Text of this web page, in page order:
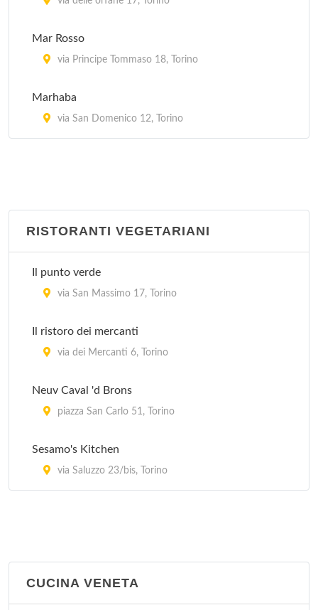
Mar Rosso
via Principe Tommaso 18, Torino
Marhaba
via San Domenico 12, Torino
RISTORANTI VEGETARIANI
Il punto verde
via San Massimo 17, Torino
Il ristoro dei mercanti
via dei Mercanti 6, Torino
Neuv Caval 'd Brons
piazza San Carlo 51, Torino
Sesamo's Kitchen
via Saluzzo 23/bis, Torino
CUCINA VENETA